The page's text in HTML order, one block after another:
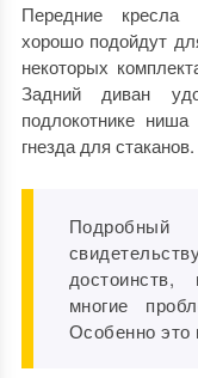
Передние кресла
хорошо подойдут
некоторых
Задний диван
подлокотнике
гнезда для стаканов.
достоинств,
многие
Особенно это